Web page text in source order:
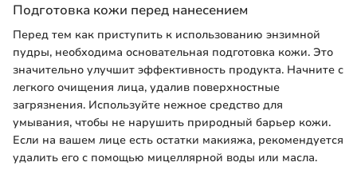
Подготовка кожи перед нанесением
Перед тем как приступить к использованию энзимной
пудры, необходима основательная подготовка кожи. Это
значительно улучшит эффективность продукта. Начните с
легкого очищения лица, удалив поверхностные
загрязнения. Используйте нежное средство для
умывания, чтобы не нарушить природный барьер кожи.
Если на вашем лице есть остатки макияжа, рекомендуется
удалить его с помощью мицеллярной воды или масла.